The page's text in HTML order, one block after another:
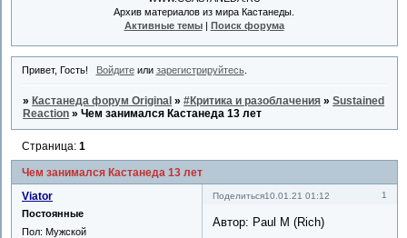
Архив материалов из мира Кастанеды.
Активные темы| Поиск форума
Привет, Гость! Войдитеили зарегистрируйтесь.
» Кастанеда форум Original »#Критика и разоблачения »Sustained
Reaction »Чем занимался Кастанеда 13 лет
Чем занимался Кастанеда 13 лет
Страница:1
Поделиться 1
10.01.21 01:12
Viator
Постоянные
Пол: Мужской
Автор: Paul M (Rich)